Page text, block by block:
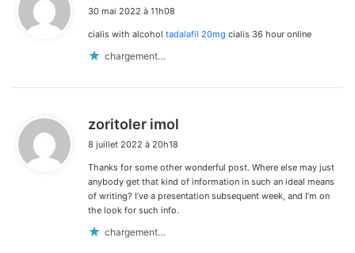
t
30 mai 2022 à 11h08
cialis with alcohol tadalafil 20mg cialis 36 hour online
chargement…
zoritoler imol
:
8 juillet 2022 à 20h18
Thanks for some other wonderful post. Where else may just
anybody get that kind of information in such an ideal means
of writing? I’ve a presentation subsequent week, and I’m on
the look for such info.
chargement…